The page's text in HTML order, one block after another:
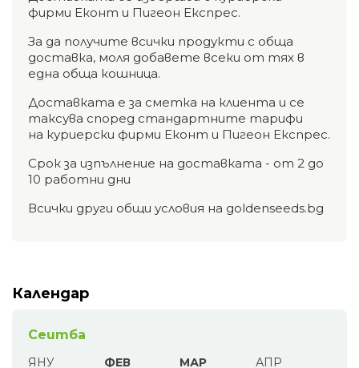
фирми Еконт и Пигеон Експрес.
За да получите всички продукти с обща
доставка, моля добавете всеки от тях в
една обща кошница.
Доставката е за сметка на клиента и се
таксува според стандартните тарифи
на куриерски фирми Еконт и Пигеон Експрес.
Срок за изпълнение на доставката - от 2 до
10 работни дни
Всички други общи условия на goldenseeds.bg
Календар
Сеитба
ЯНУ ФЕВ МАР АПР